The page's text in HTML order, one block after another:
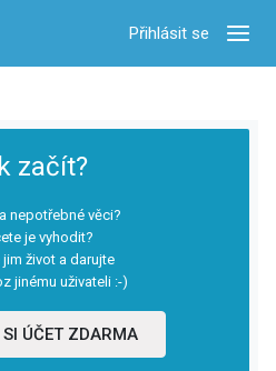
Přihlásit se
začít?
nepotřebné věci?
je vyhodit?
život a darujte
jinému uživateli :-)
ÚČET ZDARMA